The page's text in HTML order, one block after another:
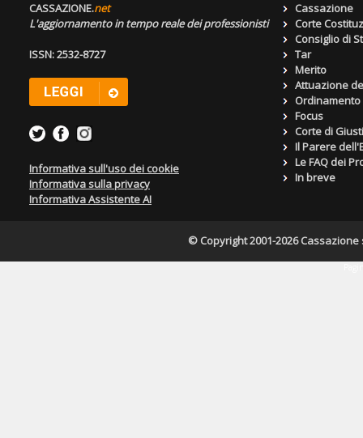
CASSAZIONE.net
L'aggiornamento in tempo reale dei professionisti
ISSN: 2532-8727
Informativa sull'uso dei cookie
Informativa sulla privacy
Informativa Assistente AI
Cassazione
Corte
Consiglio di
Tar
Merito
Attuazione
Focus
Corte di
Il Parere
Le FAQ dei
In breve
© Copyright 2001-2026 Cassazione